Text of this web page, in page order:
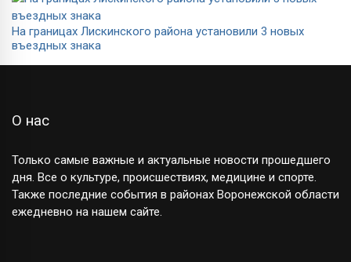
На границах Лискинского района установили 3 новых
въездных знака
О нас
Только самые важные и актуальные новости прошедшего
дня. Все о культуре, происшествиях, медицине и спорте.
Также последние события в районах Воронежской области
ежедневно на нашем сайте.